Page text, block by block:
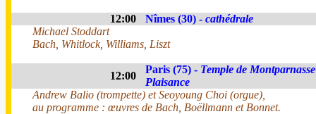
12:00 Nîmes (30) - cathédrale
Michael Stoddart
Bach, Whitlock, Williams, Liszt
12:00
Paris (75) - Temple de
Plaisance
Andrew Balio (trompette) et Seoyoung Choi (orgue),
au programme : œuvres de Bach, Boëllmann et Bonnet.